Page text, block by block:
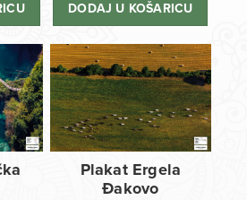
DODAJ U KOŠARICU
Plakat Ergela
Đakovo